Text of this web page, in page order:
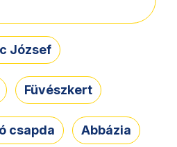
József
Füvészkert
csapda Abbázia